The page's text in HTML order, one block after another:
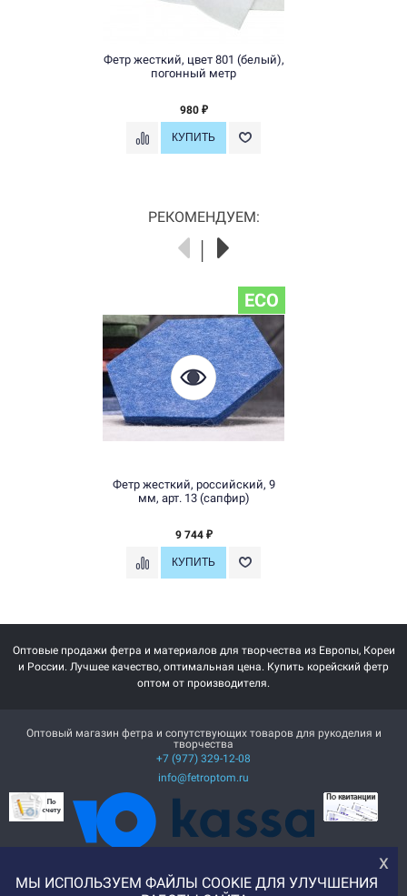
Фетр жесткий, цвет 801 (белый),
погонный метр
980 ₽
РЕКОМЕНДУЕМ:
ECO
Фетр жесткий, российский, 9
мм, арт. 13 (сапфир)
9 744 ₽
Оптовые продажи фетра и материалов для творчества из Европы, Кореи
и России. Лучшее качество, оптимальная цена. Купить корейский фетр
оптом от производителя.
Оптовый магазин фетра и сопутствующих товаров для рукоделия и
творчества
+7 (977) 329-12-08
info@fetroptom.ru
х
МЫ ИСПОЛЬЗУЕМ ФАЙЛЫ COOKIE ДЛЯ УЛУЧШЕНИЯ